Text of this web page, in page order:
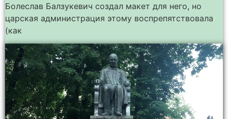
Болеслав Балзукевич создал макет для него, но
царская администрация этому воспрепятствовала
(как